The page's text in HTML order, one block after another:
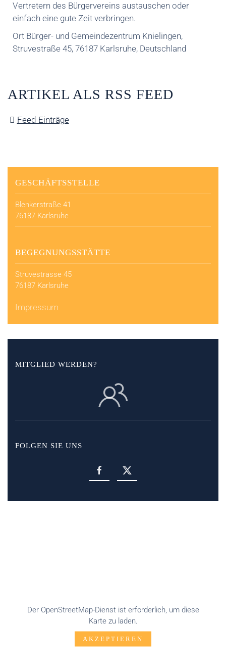
Vertretern des Bürgervereins austauschen oder
einfach eine gute Zeit verbringen.
Ort Bürger- und Gemeindezentrum Knielingen,
Struvestraße 45, 76187 Karlsruhe, Deutschland
ARTIKEL ALS RSS FEED
Feed-Einträge
GESCHÄFTSSTELLE
Blenkerstraße 41
76187 Karlsruhe
BEGEGNUNGSSTÄTTE
Struvestrasse 45
76187 Karlsruhe
Impressum
MITGLIED WERDEN?
FOLGEN SIE UNS
Der OpenStreetMap-Dienst ist erforderlich, um diese
Karte zu laden.
AKZEPTIEREN